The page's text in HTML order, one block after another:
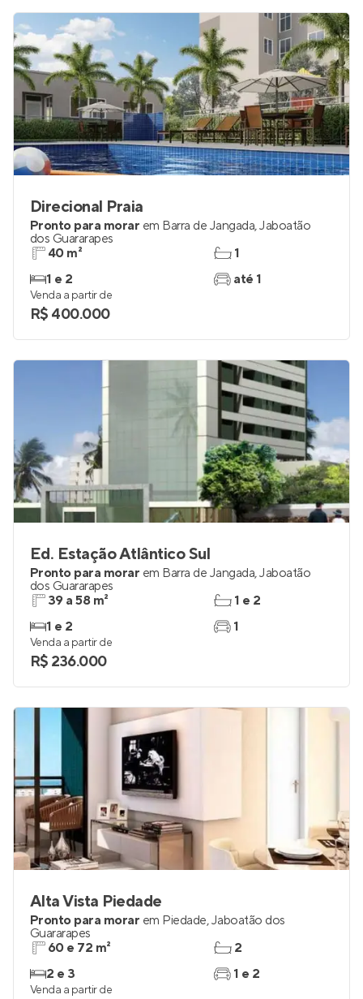
Direcional Praia
Pronto para morar em Barra de Jangada,Jaboatão
dos Guararapes
40 m²
1 e 2
1
até 1
Venda a partir de
R$ 400.000
Ed. Estação Atlântico Sul
Pronto para morar em Barra de Jangada,Jaboatão
dos Guararapes
39 a 58 m²
1 e 2
1 e 2
1
Venda a partir de
R$ 236.000
Alta Vista Piedade
Pronto para morar em Piedade,Jaboatão dos
Guararapes
60 e 72 m²
2 e 3
2
1 e 2
Venda a partir de